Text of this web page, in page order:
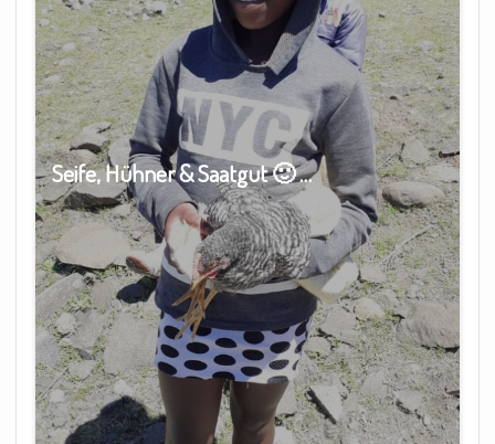
Seife, Hühner & Saatgut 🙂 …